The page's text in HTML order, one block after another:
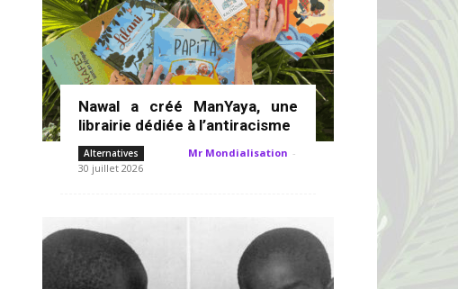
Nawal a créé ManYaya, une
librairie dédiée à l’antiracisme
Alternatives Mr Mondialisation -
30 juillet 2026